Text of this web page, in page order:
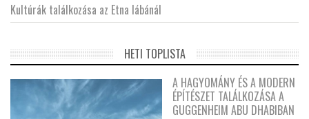
Kultúrák találkozása az Etna lábánál
HETI TOPLISTA
A HAGYOMÁNY ÉS A MODERN
ÉPÍTÉSZET TALÁLKOZÁSA A
GUGGENHEIM ABU DHABIBAN